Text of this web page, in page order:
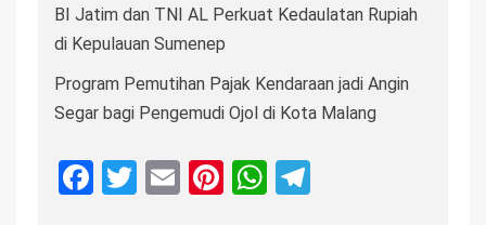
BI Jatim dan TNI AL Perkuat Kedaulatan Rupiah
di Kepulauan Sumenep
Program Pemutihan Pajak Kendaraan jadi Angin
Segar bagi Pengemudi Ojol di Kota Malang
Facebook
Twitter
EmailPinterest
WhatsApp